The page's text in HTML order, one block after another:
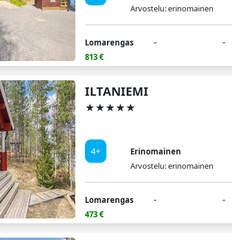
Arvostelu: erinomainen
Lomarengas
813 €
- -
ILTANIEMI
★★★★★
4+
Erinomainen
Arvostelu: erinomainen
Lomarengas
473 €
- -